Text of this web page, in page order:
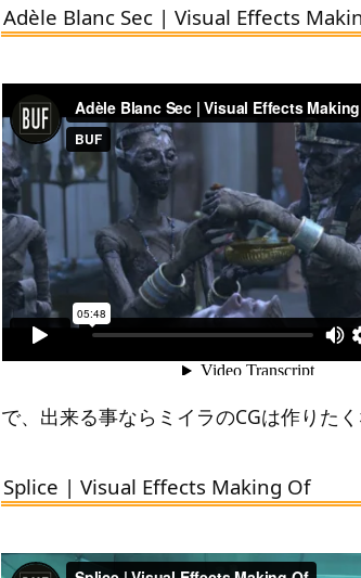
Adèle Blanc Sec | Visual Effects
で、出来る事ならミイラのCGは作りたく
Splice | Visual Effects Making Of